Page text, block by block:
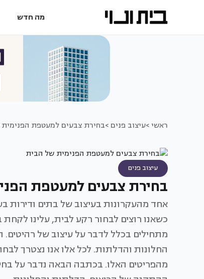
מה חדש
ראשי >עיצוב פנים >בחירת צבעים למעטפת
עיצוב פנים
בחירת צבעים למעטפת
אחד מהעקרונות בעיצוב של בתים ודירות
כשאנו רוצים לבחור רקע לבית, עלינו
מתחילים בכלל לדבר על עיצוב של
החלונות והדלתות. לכל אלו אנו נצטרך
מהפריטים האלו. בכתבה הבאה נדבר על